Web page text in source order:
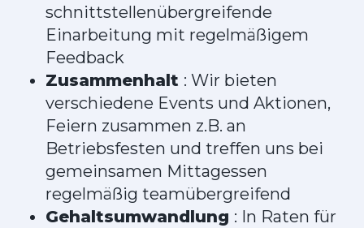
schnittstellenübergreifende
Einarbeitung mit regelmäßigem
Feedback
Zusammenhalt : Wir bieten
verschiedene Events und Aktionen,
Feiern zusammen z.B. an
Betriebsfesten und treffen uns bei
gemeinsamen Mittagessen
regelmäßig teamübergreifend
Gehaltsumwandlung : In Raten für